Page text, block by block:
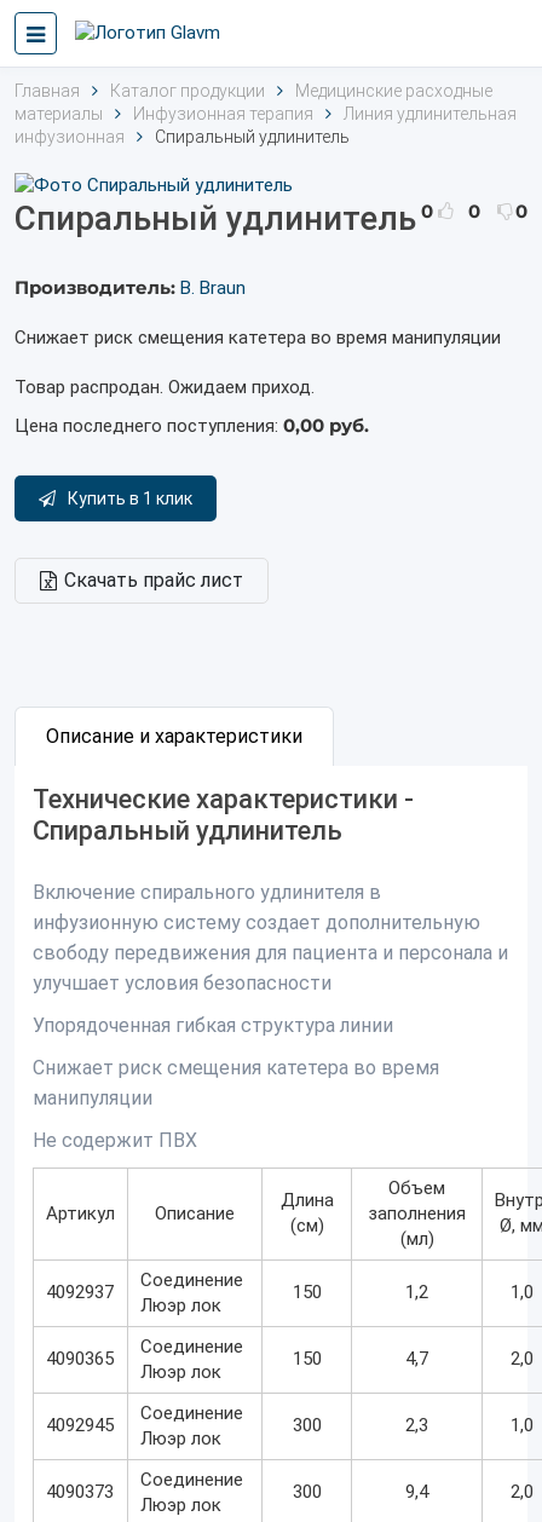
Главная Каталог продукции
Медицинские расходные
материалы
Инфузионная терапия
Линия удлинительная
инфузионная
Спиральный удлинитель
Спиральный удлинитель 0 0 0
Производитель: B. Braun
Снижает риск смещения катетера во время манипуляции
Товар распродан. Ожидаем приход.
Цена последнего поступления: 0,00 руб.
Купить в 1 клик
Скачать прайс лист
Описание и характеристики
Технические характеристики -
Спиральный удлинитель
Включение спирального удлинителя в
инфузионную систему создает дополнительную
свободу передвижения для пациента и персонала и
улучшает условия безопасности
Упорядоченная гибкая структура линии
Снижает риск смещения катетера во время
манипуляции
Не содержит ПВХ
Артикул Описание
Длина
(см)
Объем
заполнения
(мл)
Ø,
4092937
Соединение
Люэр лок
150 1,2 1,0
4090365
Соединение
Люэр лок
150 4,7 2,0
4092945
Соединение
Люэр лок
300 2,3 1,0
4090373
Соединение
Люэр лок
300 9,4 2,0